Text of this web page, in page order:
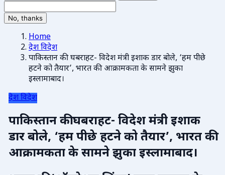
No, thanks
Home
देश विदेश
पाकिस्तान की घबराहट- विदेश मंत्री इशाक डार बोले, ‘हम पीछे
हटने को तैयार’, भारत की आक्रामकता के सामने झुका
इस्लामाबाद।
देश विदेश
पाकिस्तान की घबराहट- विदेश मंत्री इशाक
डार बोले, ‘हम पीछे हटने को तैयार’, भारत की
आक्रामकता के सामने झुका इस्लामाबाद।